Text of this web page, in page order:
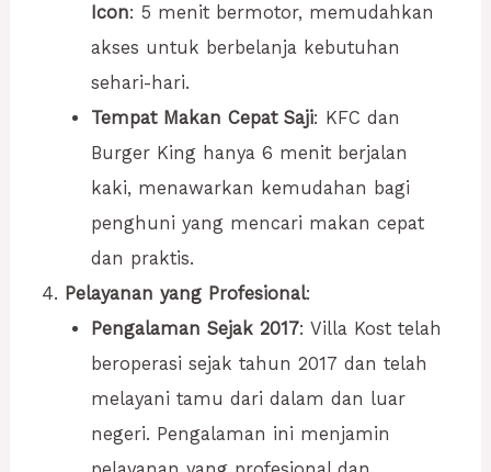
Icon: 5 menit bermotor, memudahkan
akses untuk berbelanja kebutuhan
sehari-hari.
Tempat Makan Cepat Saji: KFC dan
Burger King hanya 6 menit berjalan
kaki, menawarkan kemudahan bagi
penghuni yang mencari makan cepat
dan praktis.
Pelayanan yang Profesional:
Pengalaman Sejak 2017: Villa Kost telah
beroperasi sejak tahun 2017 dan telah
melayani tamu dari dalam dan luar
negeri. Pengalaman ini menjamin